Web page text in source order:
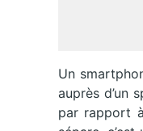
Un
auprès d’un
par rapport